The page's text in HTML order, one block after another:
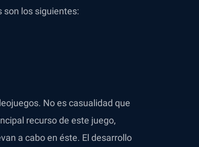
son los siguientes:
No es casualidad que
recurso de este juego,
a cabo en éste. El desarrollo